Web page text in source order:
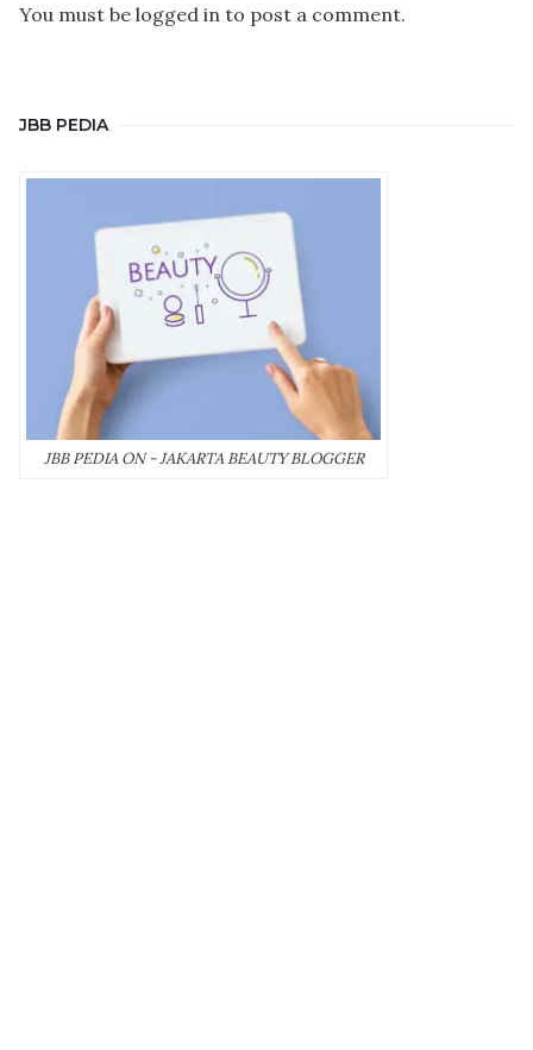
You must be logged in to post a comment.
JBB PEDIA
JBB PEDIA ON - JAKARTA BEAUTY BLOGGER